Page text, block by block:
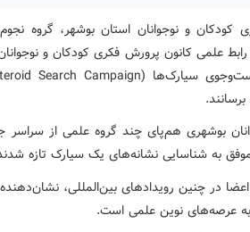
و نوجوانان استان بوشهر، گروه نجوم
علمی کانون پرورش فکری کودکان و
بوشهری هم‌پای چند گروه علمی از سراسر
به شناسایی نشانه‌های یک سیارک تازه
در چنین رویدادهای بین‌المللی،
به عرصه‌های نوین علمی است.